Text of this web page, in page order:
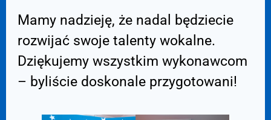
Mamy nadzieję, że nadal będziecie
rozwijać swoje talenty wokalne.
Dziękujemy wszystkim wykonawcom
– byliście doskonale przygotowani!